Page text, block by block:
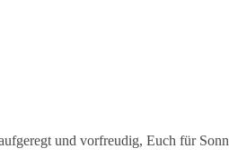
und vorfreudig, Euch für